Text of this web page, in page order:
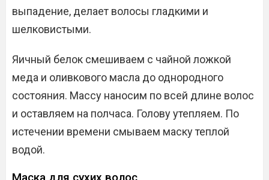
выпадение, делает волосы гладкими и
шелковистыми.
Яичный белок смешиваем с чайной ложкой
меда и оливкового масла до однородного
состояния. Массу наносим по всей длине волос
и оставляем на полчаса. Голову утепляем. По
истечении времени смываем маску теплой
водой.